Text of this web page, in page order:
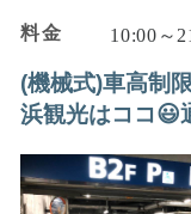
料金 10:00～
(機械式)車高制
浜観光はココ😃